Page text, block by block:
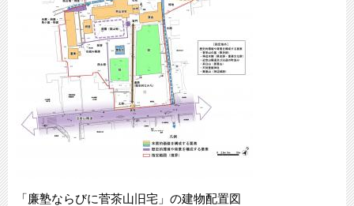
「廉塾ならびに菅茶山旧宅」の建物配置図